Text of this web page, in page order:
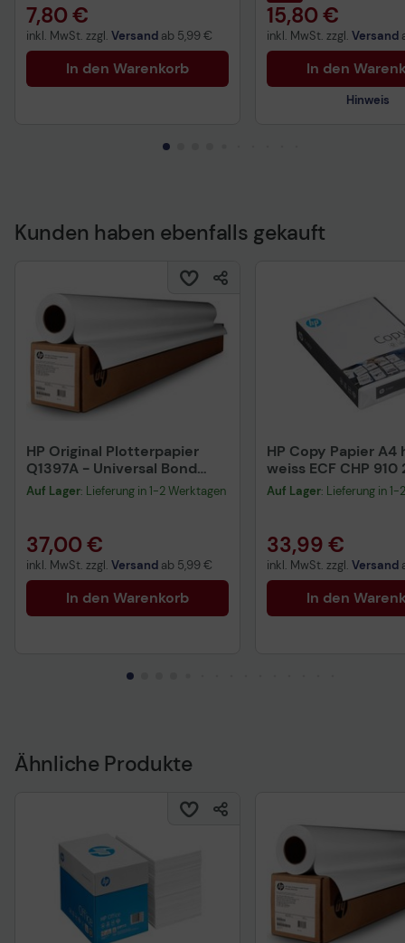
7,80 €
inkl. MwSt. zzgl. Versand ab 5,99 €
In den Warenkorb
15,80 €
inkl. MwSt. zzgl. Versand
In den
Hinweis
Technisches
Kunden haben ebenfalls gekauft
HP Original Plotterpapier
Q1397A - Universal Bond
Paper
Auf Lager: Lieferung in 1-2 Werktagen
37,00 €
inkl. MwSt. zzgl. Versand ab 5,99 €
In den Warenkorb
HP Copy Papier A4
weiss ECF CHP
Blatt
Auf Lager: Lieferung in
33,99 €
inkl. MwSt. zzgl. Versand
In den
Ähnliche Produkte